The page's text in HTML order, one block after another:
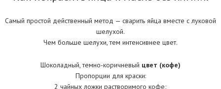
Самый простой действенный метод — сварить яйца вместе с луковой
шелухой.
Чем больше шелухи, тем интенсивнее цвет.
Шоколадный, темно-коричневый цвет (кофе)
Пропорции для краски:
2 чайных ложки растворимого кофе;